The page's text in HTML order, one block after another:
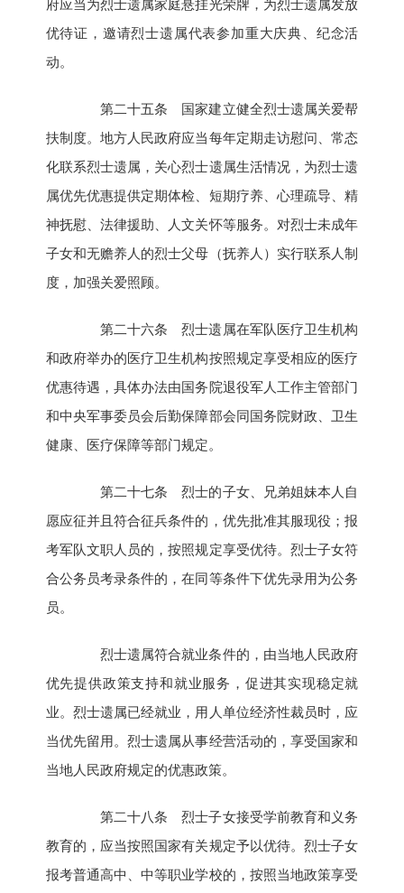
府应当为烈士遗属家庭悬挂光荣牌，为烈士遗属发放
优待证，邀请烈士遗属代表参加重大庆典、纪念活
动。
第二十五条 国家建立健全烈士遗属关爱帮
扶制度。地方人民政府应当每年定期走访慰问、常态
化联系烈士遗属，关心烈士遗属生活情况，为烈士遗
属优先优惠提供定期体检、短期疗养、心理疏导、精
神抚慰、法律援助、人文关怀等服务。对烈士未成年
子女和无赡养人的烈士父母（抚养人）实行联系人制
度，加强关爱照顾。
第二十六条 烈士遗属在军队医疗卫生机构
和政府举办的医疗卫生机构按照规定享受相应的医疗
优惠待遇，具体办法由国务院退役军人工作主管部门
和中央军事委员会后勤保障部会同国务院财政、卫生
健康、医疗保障等部门规定。
第二十七条 烈士的子女、兄弟姐妹本人自
愿应征并且符合征兵条件的，优先批准其服现役；报
考军队文职人员的，按照规定享受优待。烈士子女符
合公务员考录条件的，在同等条件下优先录用为公务
员。
烈士遗属符合就业条件的，由当地人民政府
优先提供政策支持和就业服务，促进其实现稳定就
业。烈士遗属已经就业，用人单位经济性裁员时，应
当优先留用。烈士遗属从事经营活动的，享受国家和
当地人民政府规定的优惠政策。
第二十八条 烈士子女接受学前教育和义务
教育的，应当按照国家有关规定予以优待。烈士子女
报考普通高中、中等职业学校的，按照当地政策享受